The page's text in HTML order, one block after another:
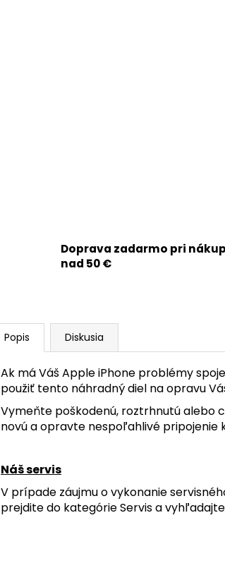
Doprava zadarmo pri
nad 50 €
Popis Diskusia
Ak má Váš Apple iPhone problémy
použiť tento náhradný diel na opravu
Vymeňte poškodenú, roztrhnutú alebo
novú a opravte nespoľahlivé pripojenie
Náš servis
V prípade záujmu o vykonanie
prejdite do kategórie Servis a